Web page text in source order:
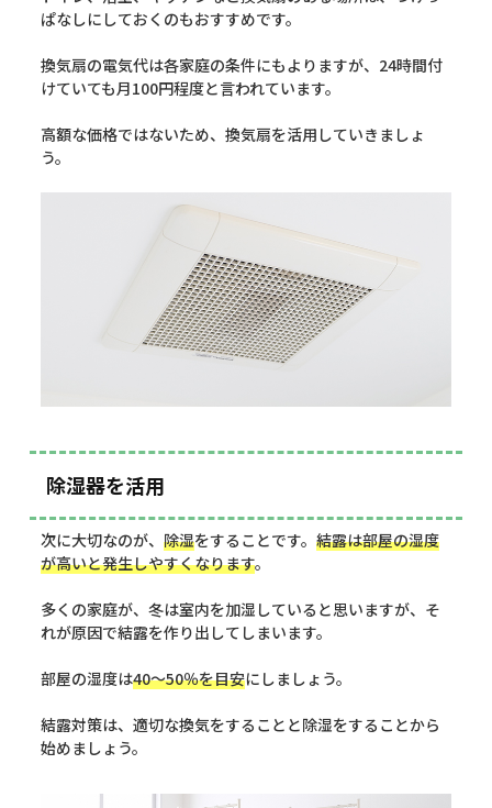
ぱなしにしておくのもおすすめです。
換気扇の電気代は各家庭の条件にもよりますが、24時間付
けていても月100円程度と言われています。
高額な価格ではないため、換気扇を活用していきましょ
う。
除湿器を活用
次に大切なのが、 除湿をすることです。 結露は部屋の湿度
が高いと発生しやすくなります。
多くの家庭が、冬は室内を加湿していると思いますが、そ
れが原因で結露を作り出してしまいます。
部屋の湿度は40〜50％を目安にしましょう。
結露対策は、適切な換気をすることと除湿をすることから
始めましょう。